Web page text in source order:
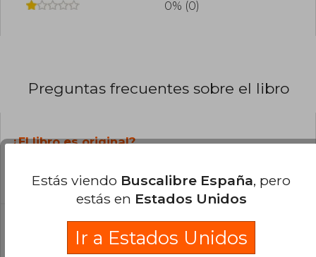
0% (0)
Preguntas frecuentes sobre el libro
¿El libro es original?
catálogo son Originales.
¿En qué Idioma está escrito el
Estás viendo Buscalibre España, pero
estás en Estados Unidos
Ir a Estados Unidos